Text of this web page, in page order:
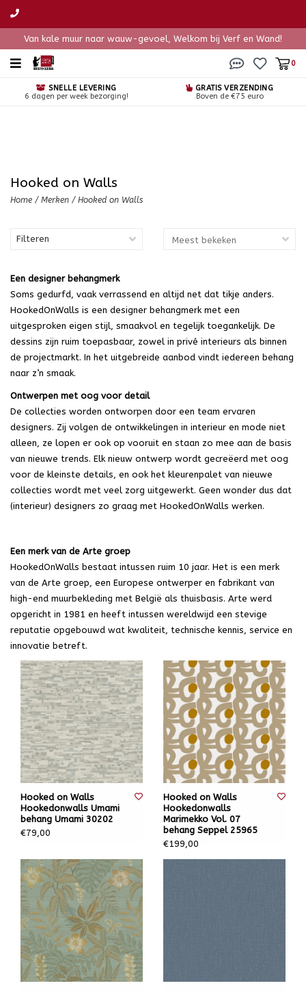
Van kale muur naar wauw-gevoel, Welkom bij Verf en Wand!
0
SNELLE LEVERING
6 dagen per week bezorging!
GRATIS VERZENDING
Boven de €75 euro
Hooked on Walls
Home / Merken / Hooked on Walls
Filteren
Een designer behangmerk
Soms gedurfd, vaak verrassend en altijd net dat tikje anders.
HookedOnWalls is een designer behangmerk met een
uitgesproken eigen stijl, smaakvol en tegelijk toegankelijk. De
dessins zijn ruim toepasbaar, zowel in privé interieurs als binnen
de projectmarkt. In het uitgebreide aanbod vindt iedereen behang
naar z’n smaak.
Ontwerpen met oog voor detail
De collecties worden ontworpen door een team ervaren
designers. Zij volgen de ontwikkelingen in interieur en mode niet
alleen, ze lopen er ook op vooruit en staan zo mee aan de basis
van nieuwe trends. Elk nieuw ontwerp wordt gecreëerd met oog
voor de kleinste details, en ook het kleurenpalet van nieuwe
collecties wordt met veel zorg uitgewerkt. Geen wonder dus dat
(interieur) designers zo graag met HookedOnWalls werken.
Een merk van de Arte groep
HookedOnWalls bestaat intussen ruim 10 jaar. Het is een merk
van de Arte groep, een Europese ontwerper en fabrikant van
high-end muurbekleding met België als thuisbasis. Arte werd
opgericht in 1981 en heeft intussen wereldwijd een stevige
reputatie opgebouwd wat kwaliteit, technische kennis, service en
innovatie betreft.
Hooked on Walls
Hookedonwalls Umami
behang Umami 30202
€79,00
Hooked on Walls
Hookedonwalls
Marimekko Vol. 07
behang Seppel 25965
€199,00